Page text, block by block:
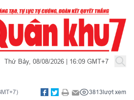
Thứ Bảy, 08/08/2026 | 16:09 GMT+7
3813lượt xem